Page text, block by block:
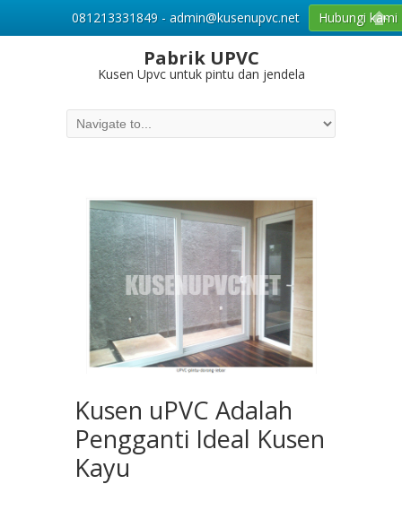
Pabrik UPVC
Kusen Upvc untuk pintu dan jendela
Kusen uPVC Adalah
Pengganti Ideal Kusen
Kayu
081213331849 - admin@kusenupvc.net Hubungi kami